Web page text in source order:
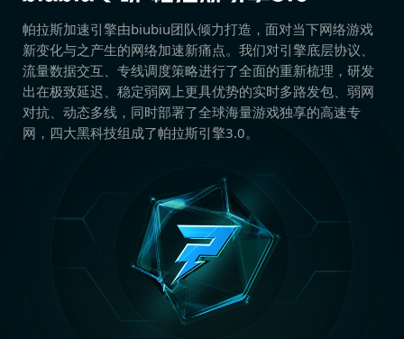
帕拉斯加速引擎由biubiu团队倾力打造，面对当下网络游戏
新变化与之产生的网络加速新痛点。我们对引擎底层协议、
流量数据交互、专线调度策略进行了全面的重新梳理，研发
出在极致延迟、稳定弱网上更具优势的实时多路发包、弱网
对抗、动态多线，同时部署了全球海量游戏独享的高速专
网，四大黑科技组成了帕拉斯引擎3.0。